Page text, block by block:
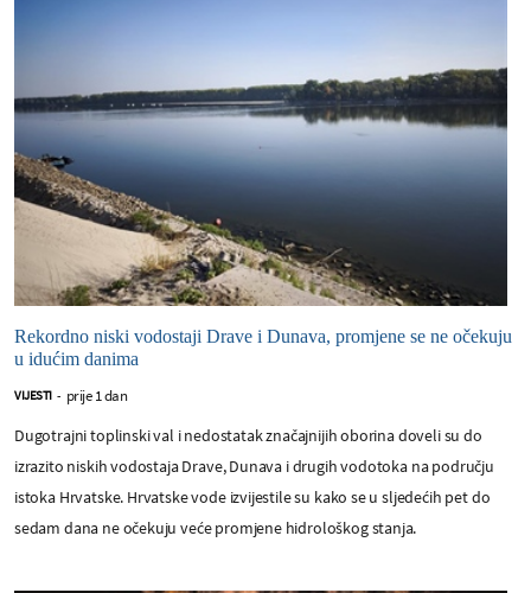
Rekordno niski vodostaji Drave i Dunava, promjene se ne očekuju
u idućim danima
VIJESTI - prije 1 dan
Dugotrajni toplinski val i nedostatak značajnijih oborina doveli su do
izrazito niskih vodostaja Drave, Dunava i drugih vodotoka na području
istoka Hrvatske. Hrvatske vode izvijestile su kako se u sljedećih pet do
sedam dana ne očekuju veće promjene hidrološkog stanja.